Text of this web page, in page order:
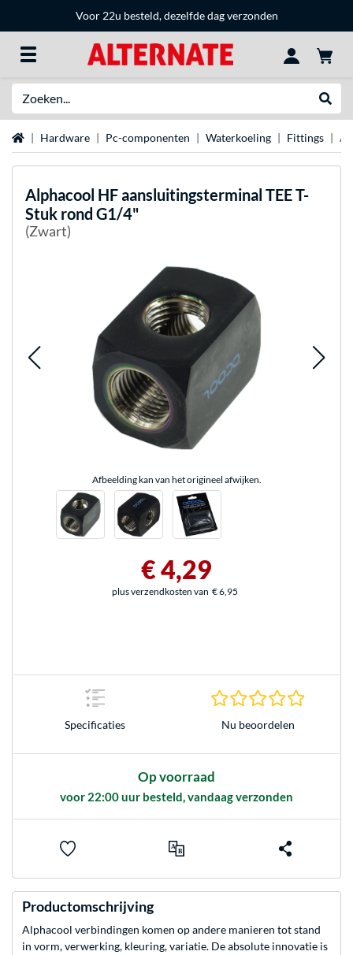
Voor 22u besteld, dezelfde dag verzonden
Home Hardware Pc-componenten Waterkoeling Fittings
Alphacool HF aansluitingsterminal TEE T-
Stuk rond G1/4"
(Zwart)
Afbeelding kan van het origineel afwijken.
€ 4,29
plus verzendkosten van € 6,95
Specificaties Nu beoordelen
Op voorraad
voor 22:00 uur besteld, vandaag verzonden
Productomschrijving
Alphacool verbindingen komen op andere manieren tot stand
in vorm, verwerking, kleuring, variatie. De absolute innovatie is